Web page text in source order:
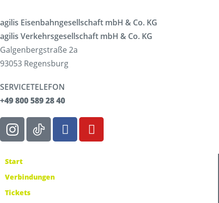
agilis Eisenbahngesellschaft mbH & Co. KG
agilis Verkehrsgesellschaft mbH & Co. KG
Galgenbergstraße 2a
93053 Regensburg
SERVICETELEFON
+49 800 589 28 40
Start
Verbindungen
Tickets